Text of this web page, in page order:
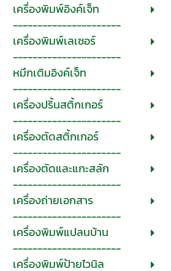
เครื่องพิมพ์อิงค์เจ็ท
----------------------
เครื่องพิมพ์เลเซอร์
----------------------
หมึกเติมอิงค์เจ็ท
----------------------
เครื่องปริ้นสติ้กเกอร์
----------------------
เครื่องตัดสติ้กเกอร์
----------------------
เครื่องตัดและแกะสลัก
----------------------
เครื่องถ่ายเอกสาร
----------------------
เครื่องพิมพ์แปลนบ้าน
----------------------
เครื่องพิมพ์ป้ายไวนิล